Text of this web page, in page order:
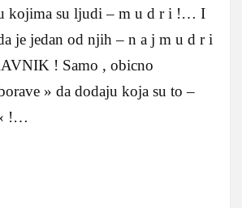
kojima su ljudi – m u d r i !… I
je jedan od njih – n a j m u d r i
! Samo , obicno
» da dodaju koja su to –
!…